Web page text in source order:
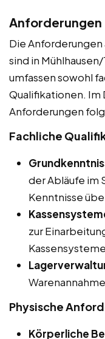
Anforderungen
Die
sind in
umfassen sowohl
Qualifikationen. Im
Anforderungen
Fachliche
der Abläufe im
Kenntnisse
zur
Physische
Körperliche